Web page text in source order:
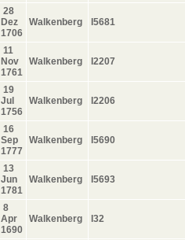
28
Dez
1706
Walkenberg I5681
11
Nov
1761
Walkenberg I2207
19
Jul
1756
Walkenberg I2206
16
Sep
1777
Walkenberg I5690
13
Jun
1781
Walkenberg I5693
8
Apr
1690
Walkenberg I32